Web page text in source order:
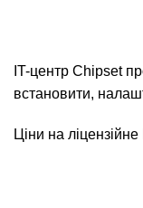
IT-центр Chipset
встановити,
Ціни на